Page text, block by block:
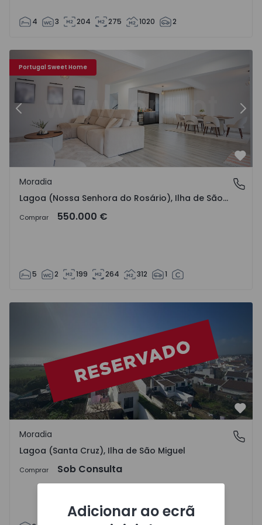
4 3 204 275 1020 2
Portugal Sweet Home
do Rosário) - 1541239 - 32
Moradia T5 Lagoa (São Miguel), Lagoa (Nossa Senhora
Anterior
Lagoa (Nossa Senhora do Rosário), Ilha de São Miguel
Moradia
Lagoa (Nossa Senhora do Rosário), Ilha de São Miguel
Comprar 550.000 €
5 2 199 264 312 1
Lagoa (Santa Cruz), Ilha de São Miguel
Moradia
Lagoa (Santa Cruz), Ilha de São Miguel
Comprar Sob Consulta
Adicionar ao ecrã